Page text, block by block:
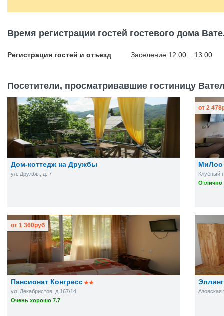
Время регистрации гостей гостевого дома
Регистрация гостей и отъезд Заселение 12:00 .. 13:00
Посетители, просматривавшие гостиницу
Дом-коттедж на Дружбы
ул. Дружбы, д. 7
МиЛоо
Клубный
Отлично
от 2 478
Пансионат Конгресс
ул .Декабристов, д.167/14
Очень хорошо 7.7
от 1 360руб
Азовская